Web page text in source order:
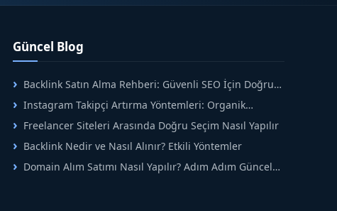
Güncel Blog
Backlink Satın Alma Rehberi: Güvenli SEO İçin Doğru
Instagram Takipçi Artırma Yöntemleri: Organik
Büyüme Rehberi
Freelancer Siteleri Arasında Doğru Seçim Nasıl Yapılır
Backlink Nedir ve Nasıl Alınır? Etkili Yöntemler
Domain Alım Satımı Nasıl Yapılır? Adım Adım Güncel